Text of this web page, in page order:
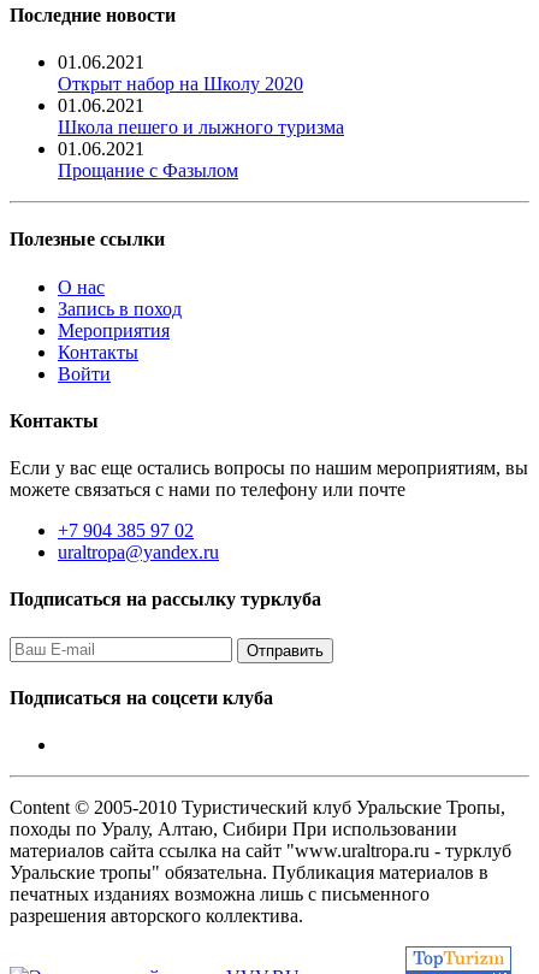
Последние новости
01.06.2021
Открыт набор на Школу 2020
01.06.2021
Школа пешего и лыжного туризма
01.06.2021
Прощание с Фазылом
Полезные ссылки
О нас
Запись в поход
Мероприятия
Контакты
Войти
Контакты
Если у вас еще остались вопросы по нашим мероприятиям, вы
можете связаться с нами по телефону или почте
+7 904 385 97 02
uraltropa@yandex.ru
Подписаться на рассылку турклуба
Подписаться на соцсети клуба
Content © 2005-2010 Туристический клуб Уральские Тропы,
походы по Уралу, Алтаю, Сибири При использовании
материалов сайта ссылка на сайт "www.uraltropa.ru - турклуб
Уральские тропы" обязательна. Публикация материалов в
печатных изданиях возможна лишь с письменного
разрешения авторского коллектива.